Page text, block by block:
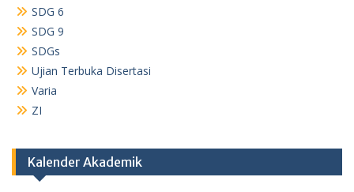
SDG 6
SDG 9
SDGs
Ujian Terbuka Disertasi
Varia
ZI
Kalender Akademik